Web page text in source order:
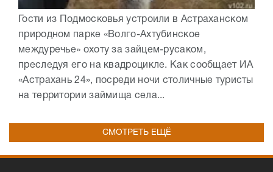
Гости из Подмосковья устроили в Астраханском
природном парке «Волго-Ахтубинское
междуречье» охоту за зайцем-русаком,
преследуя его на квадроцикле. Как сообщает ИА
«Астрахань 24», посреди ночи столичные туристы
на территории займища села...
СМОТРЕТЬ ЕЩЁ